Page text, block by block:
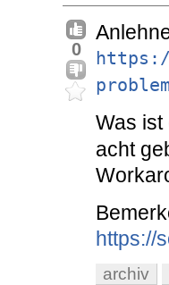
0
Was
acht
https://
archiv